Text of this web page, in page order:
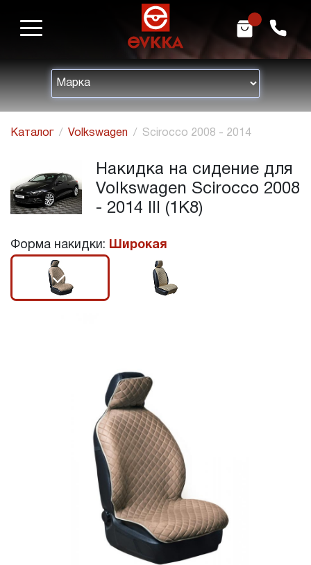
h m
Каталог Volkswagen Scirocco 2008 - 2014
Накидка на сидение для
Volkswagen Scirocco 2008
- 2014 III (1K8)
Форма накидки: Широкая
r